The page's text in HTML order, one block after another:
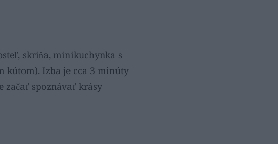
skriňa, minikuchynka s
kútom). Izba je cca 3 minúty
začať spoznávať krásy